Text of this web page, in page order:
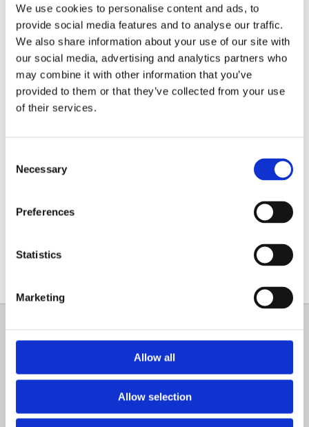
We use cookies to personalise content and ads, to
provide social media features and to analyse our traffic.
We also share information about your use of our site with
our social media, advertising and analytics partners who
may combine it with other information that you’ve
provided to them or that they’ve collected from your use
of their services.
Selection
Necessary
Preferences
Statistics
Marketing
Allow all
Allow selection
• Contor orar inclus standard
MC75 H GXR este alegerea potrivită pentru lucrări de
compactare care necesită fiabilitate, control și productivitate
ridicată.
Detalii produs:
Newsletter
Profită de super reduceri!